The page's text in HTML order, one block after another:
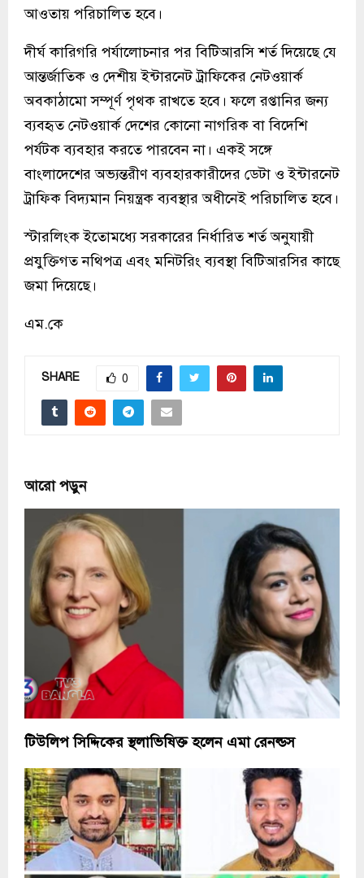
আওতায় পরিচালিত হবে।
দীর্ঘ কারিগরি পর্যালোচনার পর বিটিআরসি শর্ত দিয়েছে যে
আন্তর্জাতিক ও দেশীয় ইন্টারনেট ট্রাফিকের নেটওয়ার্ক
অবকাঠামো সম্পূর্ণ পৃথক রাখতে হবে। ফলে রপ্তানির জন্য
ব্যবহৃত নেটওয়ার্ক দেশের কোনো নাগরিক বা বিদেশি
পর্যটক ব্যবহার করতে পারবেন না। একই সঙ্গে
বাংলাদেশের অভ্যন্তরীণ ব্যবহারকারীদের ডেটা ও ইন্টারনেট
ট্রাফিক বিদ্যমান নিয়ন্ত্রক ব্যবস্থার অধীনেই পরিচালিত হবে।
স্টারলিংক ইতোমধ্যে সরকারের নির্ধারিত শর্ত অনুযায়ী
প্রযুক্তিগত নথিপত্র এবং মনিটরিং ব্যবস্থা বিটিআরসির কাছে
জমা দিয়েছে।
এম.কে
SHARE 0
আরো পড়ুন
টিউলিপ সিদ্দিকের স্থলাভিষিক্ত হলেন এমা রেনল্ডস